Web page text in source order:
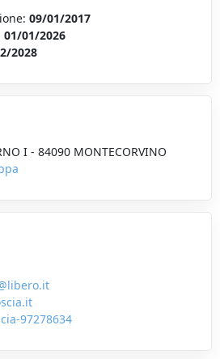
09/01/2017
01/01/2026
2028
I - 84090 MONTECORVINO
97278634